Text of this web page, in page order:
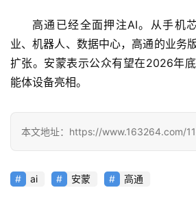
行
业
/
好
程
登录 注册
高通已经全面押注AI。从手机
业、机器人、数据中心，高通的业务
扩张。安蒙表示公众有望在2026年
能体设备亮相。
本文地址：https://www.163264.com/
ai 安蒙 高通